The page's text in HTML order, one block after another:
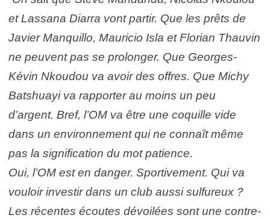
et Lassana Diarra vont partir. Que les prêts de
Javier Manquillo, Mauricio Isla et Florian Thauvin
ne peuvent pas se prolonger. Que Georges-
Kévin Nkoudou va avoir des offres. Que Michy
Batshuayi va rapporter au moins un peu
d’argent. Bref, l’OM va être une coquille vide
dans un environnement qui ne connaît même
pas la signification du mot patience.
Oui, l’OM est en danger. Sportivement. Qui va
vouloir investir dans un club aussi sulfureux ?
Les récentes écoutes dévoilées sont une contre-